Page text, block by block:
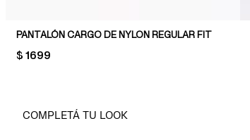
PANTALÓN CARGO DE NYLON REGULAR FIT
PRICE:
$ 1699
COMPLETÁ TU LOOK